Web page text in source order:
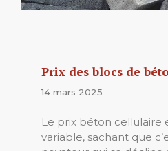
Prix des blocs de
14 mars 2025
Le prix béton cellulaire
variable, sachant que